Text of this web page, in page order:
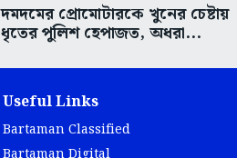
দমদমের প্রোমোটারকে খুনের চেষ্টায়
ধৃতের পুলিশ হেপাজত, অধরা...
Useful Links
Bartaman Classified